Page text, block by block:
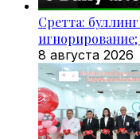
Сретта:
8 августа 2026